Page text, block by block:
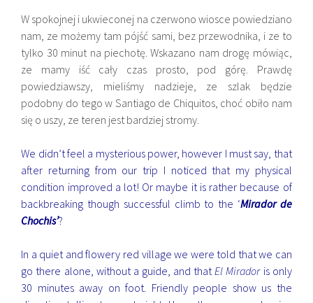
W spokojnej i ukwieconej na czerwono wiosce powiedziano
nam, ze możemy tam pójść sami, bez przewodnika, i ze to
tylko 30 minut na piechotę. Wskazano nam drogę mówiąc,
ze mamy iść cały czas prosto, pod górę. Prawdę
powiedziawszy, mieliśmy nadzieje, ze szlak będzie
podobny do tego w Santiago de Chiquitos, choć obiło nam
się o uszy, ze teren jest bardziej stromy.
We didn’t feel a mysterious power, however I must say, that
after returning from our trip I noticed that my physical
condition improved a lot! Or maybe it is rather because of
backbreaking though successful climb to the ‘Mirador de
Chochis’?
In a quiet and flowery red village we were told that we can
go there alone, without a guide, and thatEl Miradoris only
30 minutes away on foot. Friendly people show us the